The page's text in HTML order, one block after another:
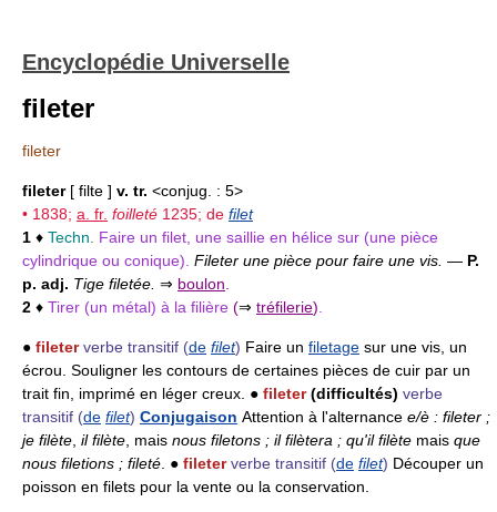
Encyclopédie Universelle
fileter
fileter
fileter[ filte ] v. tr. <conjug. : 5>
• 1838; a. fr. foilleté 1235; de filet
1 ♦ Techn.
Faire un filet, une saillie en hélice sur (une pièce
cylindrique ou conique). Fileter une pièce pour faire une vis. — P.
p. adj. Tige filetée. ⇒ boulon
2 ♦ Tirer (un métal) à la filière (⇒ tréfilerie)
● fileter verbe transitif (de filet) Faire un filetage sur une vis, un
écrou. Souligner les contours de certaines pièces de cuir par un
trait fin, imprimé en léger creux. ● fileter(difficultés) verbe
transitif (de filet) Conjugaison Attention à l'alternance e/è : fileter ;
je filète il filète , mais nous filetons ; il filètera ; qu'il filète mais que
nous filetions ; fileté . ● fileter verbe transitif (de filet) Découper un
poisson en filets pour la vente ou la conservation.